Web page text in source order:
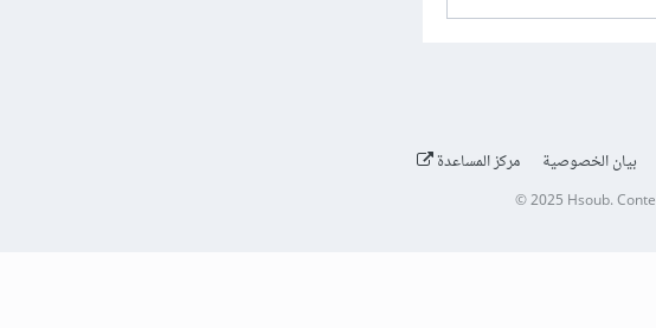
بيان الخصوصية مركز المساعدة
© 2025 Hsoub.